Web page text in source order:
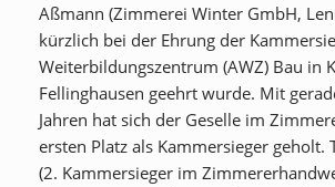
Aßmann (Zimmerei Winter GmbH,
kürzlich bei der Ehrung der
Weiterbildungszentrum (AWZ) Bau in
Fellinghausen geehrt wurde. Mit
Jahren hat sich der Geselle im
ersten Platz als Kammersieger
(2. Kammersieger im